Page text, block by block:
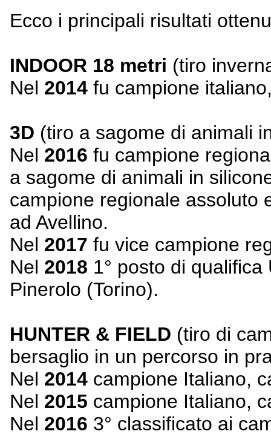
Ecco i principali risultati
INDOOR 18 metri (tiro
Nel 2014 fu campione
3D (tiro a sagome di animali
Nel 2016 fu campione
a sagome di animali in
campione regionale assoluto
ad Avellino.
Nel 2017 fu vice campione
Nel 2018 1° posto di
Pinerolo (Torino).
HUNTER & FIELD (tiro di
bersaglio in un percorso in
Nel 2014 campione Italiano,
Nel 2015 campione Italiano,
Nel 2016 3° classificato ai